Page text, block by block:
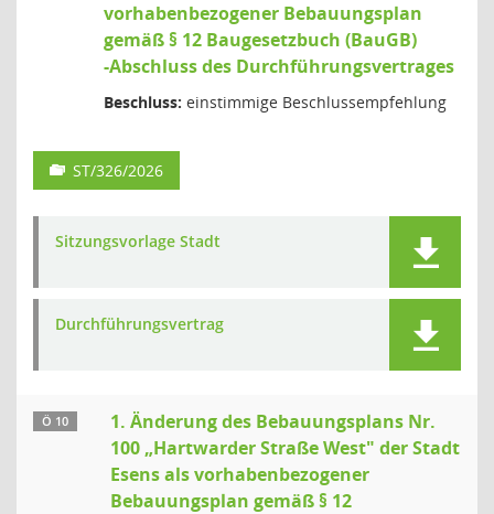
vorhabenbezogener Bebauungsplan
gemäß § 12 Baugesetzbuch (BauGB)
-Abschluss des Durchführungsvertrages
Beschluss: einstimmige Beschlussempfehlung
ST/326/2026
Sitzungsvorlage Stadt
Durchführungsvertrag
Ö 10
1. Änderung des Bebauungsplans Nr.
100 „Hartwarder Straße West" der Stadt
Esens als vorhabenbezogener
Bebauungsplan gemäß § 12